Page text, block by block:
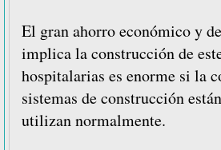
El gran ahorro económico y
implica la construcción de
hospitalarias es enorme si la
sistemas de construcción
utilizan normalmente.